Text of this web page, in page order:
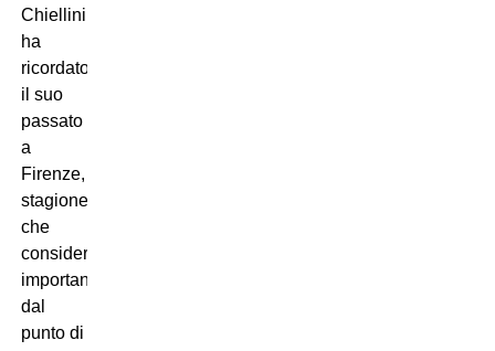
Chiellini
ha
ricordato
il suo
passato
a
Firenze,
stagione
che
considera
importante
dal
punto di